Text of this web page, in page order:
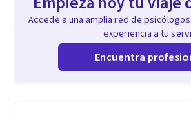
Accede a una amplia red de
experiencia a tu
Encuentra